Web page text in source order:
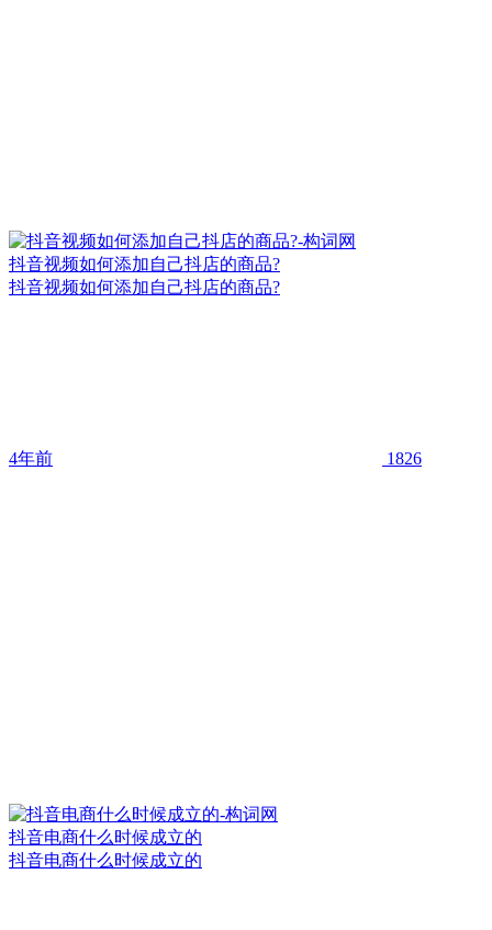
抖音视频如何添加自己抖店的商品?
抖音视频如何添加自己抖店的商品?
4年前 1826
抖音电商什么时候成立的
抖音电商什么时候成立的